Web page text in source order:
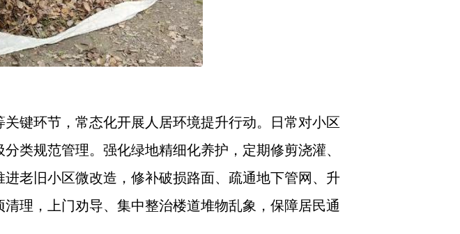
键环节，常态化开展人居环境提升行动。日常对小区
类规范管理。强化绿地精细化养护，定期修剪浇灌、
老旧小区微改造，修补破损路面、疏通地下管网、升
理，上门劝导、集中整治楼道堆物乱象，保障居民通